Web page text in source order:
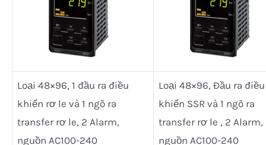
Loại 48×96, 1 đầu ra điều
khiển rơ le và 1 ngõ ra
transfer rơ le, 2 Alarm,
nguồn AC100-240
Loại 48×96, Đầu ra điều
khiển SSR và 1 ngõ ra
transfer rơ le , 2 Alarm,
nguồn AC100-240